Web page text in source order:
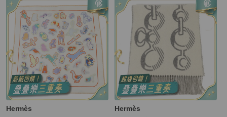
Hermès Hermès